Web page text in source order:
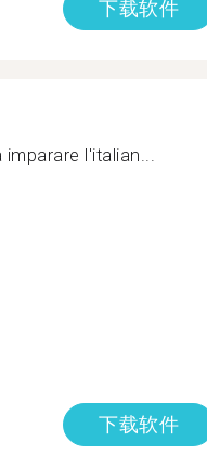
下载软件
l'italian...
下载软件